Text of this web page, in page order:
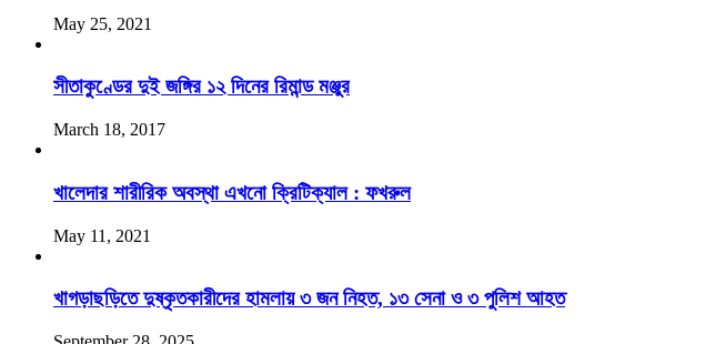
May 25, 2021
সীতাকুণ্ডের দুই জঙ্গির ১২ দিনের রিমান্ড মঞ্জুর
March 18, 2017
খালেদার শারীরিক অবস্থা এখনো ক্রিটিক্যাল : ফখরুল
May 11, 2021
খাগড়াছড়িতে দুষ্কৃতকারীদের হামলায় ৩ জন নিহত, ১৩ সেনা ও ৩ পুলিশ আহত